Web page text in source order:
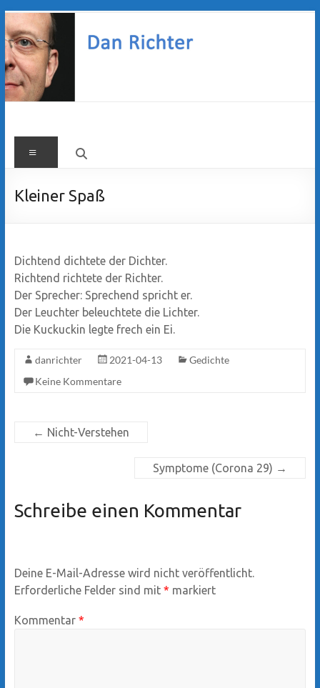
Zum
Inhalt
springen
Dan
Richter
Menü
Kleiner Spaß
Dichtend dichtete der Dichter.
Richtend richtete der Richter.
Der Sprecher: Sprechend spricht er.
Der Leuchter beleuchtete die Lichter.
Die Kuckuckin legte frech ein Ei.
danrichter 2021-04-13
Gedichte
Keine Kommentare
← Nicht-Verstehen
Symptome (Corona 29) →
Schreibe einen Kommentar
Deine E-Mail-Adresse wird nicht veröffentlicht.
Erforderliche Felder sind mit * markiert
Kommentar *